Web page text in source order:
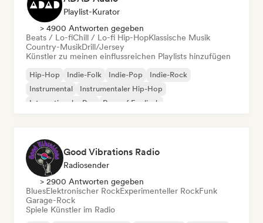
Playlist-Kurator
> 4900 Antworten gegeben
Beats / Lo-fiChill / Lo-fi Hip-HopKlassische Musik
Country-MusikDrill/Jersey
Künstler zu meinen einflussreichen Playlists hinzufügen
Hip-Hop Indie-Folk Indie-Pop
Indie-Rock
Instrumental
Instrumentaler Hip-Hop
Internationaler Rap
Rap auf Englisch
Good Vibrations Radio
Radiosender
> 2900 Antworten gegeben
BluesElektronischer RockExperimenteller RockFunk
Garage-Rock
Spiele Künstler im Radio